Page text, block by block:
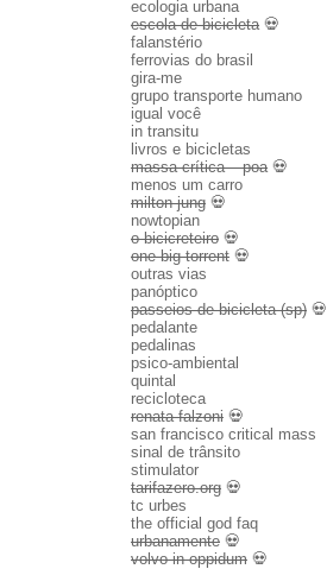
ecologia urbana
escola de bicicleta💀
falanstério
ferrovias do brasil
gira-me
grupo transporte humano
igual você
in transitu
livros e bicicletas
massa crítica – poa💀
menos um carro
milton jung 💀
nowtopian
o bicicreteiro 💀
one big torrent 💀
outras vias
panóptico
passeios de bicicleta (sp) 💀
pedalante
pedalinas
psico-ambiental
quintal
recicloteca
renata falzoni 💀
san francisco critical mass
sinal de trânsito
stimulator
tarifazero.org 💀
tc urbes
the official god faq
urbanamente 💀
volvo in oppidum 💀